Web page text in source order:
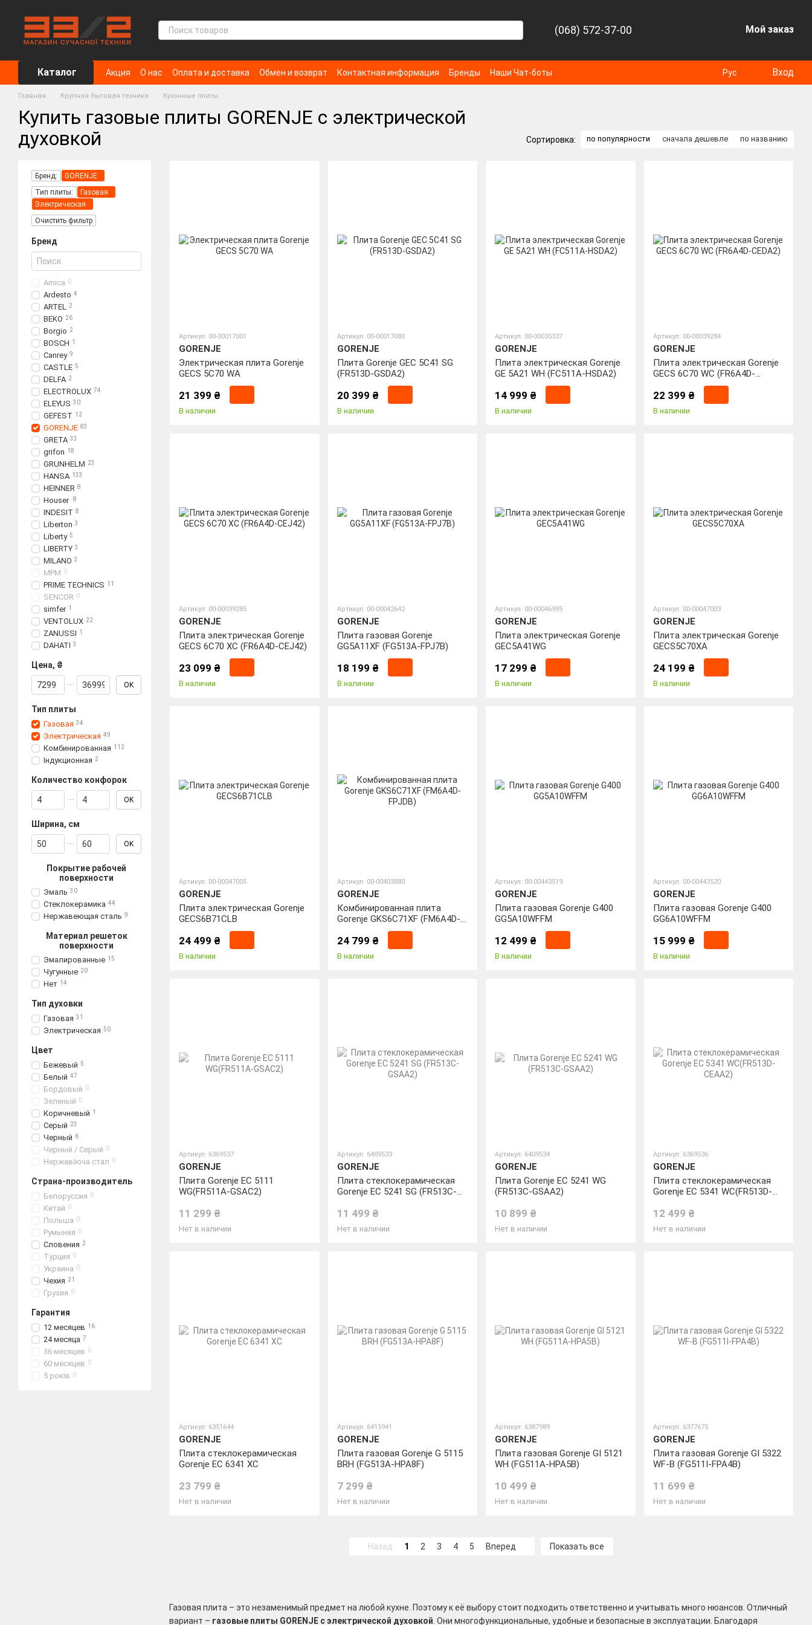
(068) 572-37-00 Мой заказ
Каталог Акция О нас Оплата и доставка Обмен и возврат Контактная информация Бренды Наши Чат-боты Рус Вход
Главная Крупная бытовая техника Кухонные плиты
Купить газовые плиты GORENJE с электрической
духовкой
Сортировка: по популярности сначала дешевле по названию
Газовая плита – это незаменимый предмет на любой кухне. Поэтому к её выбору стоит подходить ответственно и учитывать много нюансов. Отличный
вариант – газовые плиты GORENJE с электрической духовкой . Они многофункциональные, удобные и безопасные в эксплуатации. Благодаря
Артикул: 00-00017001
GORENJE
Электрическая плита Gorenje
GECS 5C70 WA
21 399 ₴
В наличии
Артикул: 00-00017080
GORENJE
Плита Gorenje GEC 5C41 SG
(FR513D-GSDA2)
20 399 ₴
В наличии
Артикул: 00-00035337
GORENJE
Плита электрическая Gorenje
GE 5A21 WH (FC511A-HSDA2)
14 999 ₴
В наличии
Артикул: 00-00039284
GORENJE
Плита электрическая Gorenje
GECS 6C70 WC (FR6A4D-
22 399 ₴
В наличии
Артикул: 00-00039285
GORENJE
Плита электрическая Gorenje
GECS 6C70 XC (FR6A4D-CEJ42)
23 099 ₴
В наличии
Артикул: 00-00042642
GORENJE
Плита газовая Gorenje
GG5A11XF (FG513A-FPJ7B)
18 199 ₴
В наличии
Артикул: 00-00046995
GORENJE
Плита электрическая Gorenje
GEC5A41WG
17 299 ₴
В наличии
Артикул: 00-00047003
GORENJE
Плита электрическая Gorenje
GECS5C70XA
24 199 ₴
В наличии
Артикул: 00-00047005
GORENJE
Плита электрическая Gorenje
GECS6B71CLB
24 499 ₴
В наличии
Артикул: 00-00403880
GORENJE
Комбинированная плита
Gorenje GKS6C71XF (FM6A4D-
24 799 ₴
В наличии
Артикул: 00-00443519
GORENJE
Плита газовая Gorenje G400
GG5A10WFFM
12 499 ₴
В наличии
Артикул: 00-00443520
GORENJE
Плита газовая Gorenje G400
GG6A10WFFM
15 999 ₴
В наличии
Артикул: 6369537
GORENJE
Плита Gorenje EC 5111
WG(FR511A-GSAC2)
11 299 ₴
Нет в наличии
Артикул: 6409533
GORENJE
Плита стеклокерамическая
Gorenje EC 5241 SG (FR513C-
11 499 ₴
Нет в наличии
Артикул: 6409534
GORENJE
Плита Gorenje EC 5241 WG
(FR513C-GSAA2)
10 899 ₴
Нет в наличии
Артикул: 6369536
GORENJE
Плита стеклокерамическая
Gorenje EC 5341 WC(FR513D-
12 499 ₴
Нет в наличии
Артикул: 6351644
GORENJE
Плита стеклокерамическая
Gorenje EC 6341 XC
23 799 ₴
Нет в наличии
Артикул: 6415941
GORENJE
Плита газовая Gorenje G 5115
BRH (FG513A-HPA8F)
7 299 ₴
Нет в наличии
Артикул: 6387989
GORENJE
Плита газовая Gorenje GI 5121
WH (FG511A-HPA5B)
10 499 ₴
Нет в наличии
Артикул: 6377675
GORENJE
Плита газовая Gorenje GI 5322
WF-B (FG511I-FPA4B)
11 699 ₴
Нет в наличии
Назад 1 2 3 4 5 Вперед Показать все
Бренд:
GORENJE
Тип плиты:
Газовая
Электрическая
Очистить фильтр
Бренд
Amica 0
Ardesto 4
ARTEL 2
BEKO 26
Borgio 2
BOSCH 1
Canrey 9
CASTLE 5
DELFA 2
ELECTROLUX 74
ELEYUS 30
GEFEST 12
GORENJE 83
GRETA 33
grifon 18
GRUNHELM 23
HANSA 133
HEINNER 8
Houser 8
INDESIT 8
Liberton 3
Liberty 5
LIBERTY 3
MILANO 3
MPM 0
PRIME TECHNICS 11
SENCOR 0
simfer 1
VENTOLUX 22
ZANUSSI 1
DAHATI 3
Цена, ₴
От Цена, ₴
До Цена, ₴ OK
Тип плиты
Газовая 34
Электрическая 49
Комбинированная 112
Індукционная 2
Количество конфорок
От Количество конфорок
До Количество конфорок
OK
Ширина, см
От Ширина, см
До Ширина, см OK
Покрытие рабочей
поверхности
Эмаль 30
Стеклокерамика 44
Нержавеющая сталь 9
Материал решеток
поверхности
Эмалированные 15
Чугунные 20
Нет 14
Тип духовки
Газовая 31
Электрическая 50
Цвет
Бежевый 5
Белый 47
Бордовый 0
Зеленый 0
Коричневый 1
Серый 23
Черный 6
Черный / Серый 0
Нержавіюча стал 0
Страна-производитель
Белоруссия 0
Китай 0
Польша 0
Румыния 0
Словения 2
Турция 0
Украина 0
Чехия 21
Грузия 0
Гарантия
12 месяцев 16
24 месяца 7
36 месяцев 0
60 месяцев 0
5 років 0